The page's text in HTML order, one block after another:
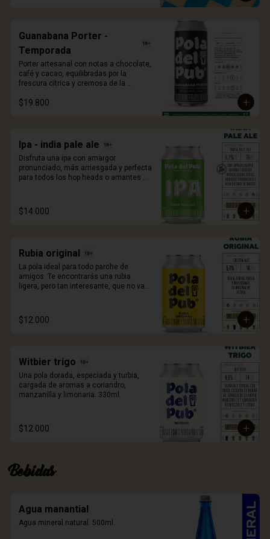
Guanabana Porter -
Temporada
Porter artesanal con notas a chocolate,
café y cacao, equilibradas por la
frescura cítrica y cremosa de la
que sorprende con cada sorbo. 473ml.
$19.800
Ipa - india pale ale
Disfruta una ipa con amargor
pronunciado, más arriesgada y perfecta
para todos los hop heads o amantes
$14.000
Rubia original
La pola ideal para todo parche de
amigos. Te encontrarás una rubia
ligera, pero tan interesante, que no vas
$12.000
Witbier trigo
Una pola dorada, especiada y turbia,
cargada de aromas a coriandro,
manzanilla y limonaria. 330ml.
$12.000
Bebidas
Agua manantial
Agua mineral natural. 500ml.